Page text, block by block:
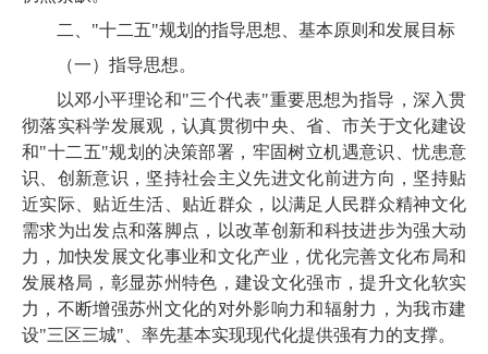
二、"十二五"规划的指导思想、基本原则和发展目标
（一）指导思想。
以邓小平理论和"三个代表"重要思想为指导，深入贯
彻落实科学发展观 ，认真贯彻中央、省、市关于文化建设
和"十二五"规划的决策部署，牢固树立机遇意识、忧患意
识、创新意识，坚持社会主义先进文化前进方向，坚持贴
近实际、贴近生活、贴近群众，以满足人民群众精神文化
需求为出发点和落脚点，以改革创新和科技进步为强大动
力，加快发展文化事业和文化产业，优化完善文化布局和
发展格局，彰显苏州特色，建设文化强市，提升文化软实
力，不断增强苏州文化的对外影响力和辐射力， 为我市建
设"三区三城"、率先基本实现现代化提供强有力的支撑。